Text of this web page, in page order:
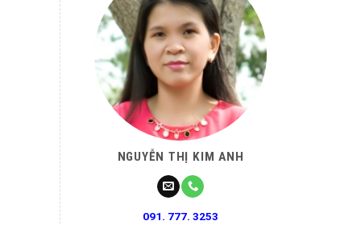
NGUYỄN THỊ KIM ANH
091. 777. 3253